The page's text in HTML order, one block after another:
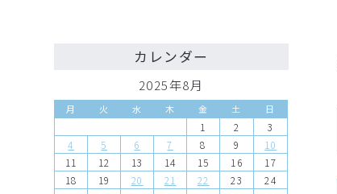
カレンダー
2025年8月
月 火 水 木 金 土 日
1 2
3
4
5 6 7 8 9
10
11
12 13 14 15 16
17
18
19 20 21 22 23
24